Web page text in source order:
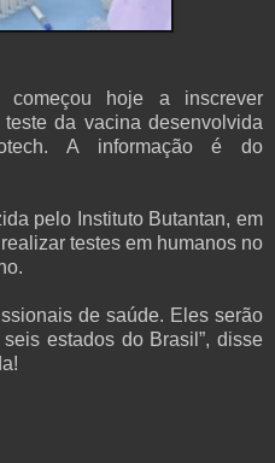
hoje a inscrever
da vacina desenvolvida
A informação é do
pelo Instituto Butantan, em
testes em humanos no
de saúde. Eles serão
estados do Brasil”, disse